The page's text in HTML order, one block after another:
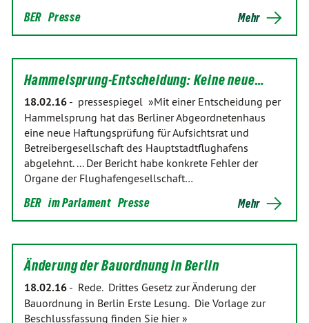
BER Presse Mehr
Hammelsprung-Entscheidung: Keine neue…
18.02.16 - pressespiegel »Mit einer Entscheidung per
Hammelsprung hat das Berliner Abgeordnetenhaus
eine neue Haftungsprüfung für Aufsichtsrat und
Betreibergesellschaft des Hauptstadtflughafens
abgelehnt. ... Der Bericht habe konkrete Fehler der
Organe der Flughafengesellschaft…
BER im Parlament Presse Mehr
Änderung der Bauordnung in Berlin
18.02.16 - Rede. Drittes Gesetz zur Änderung der
Bauordnung in Berlin Erste Lesung. Die Vorlage zur
Beschlussfassung finden Sie hier »